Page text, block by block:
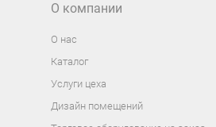
О компании
О нас
Каталог
Услуги цеха
Дизайн помещений